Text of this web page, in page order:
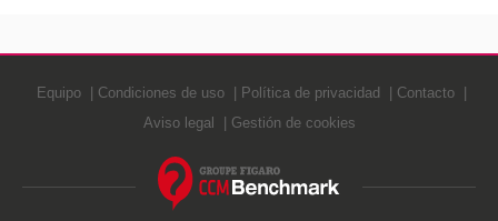
Equipo Condiciones de uso Política de privacidad
Contacto
Aviso legal
Gestión de cookies